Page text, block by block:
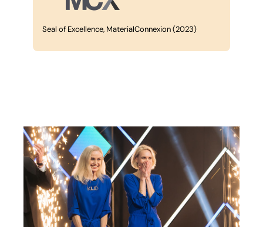
Seal of Excellence, MaterialConnexion (2023)